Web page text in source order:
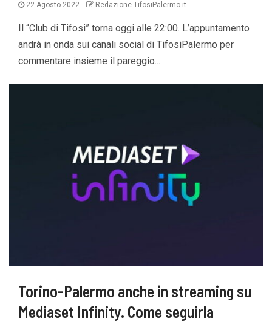
22 Agosto 2022 Redazione TifosiPalermo.it
Il “Club di Tifosi” torna oggi alle 22:00. L’appuntamento
andrà in onda sui canali social di TifosiPalermo per
commentare insieme il pareggio...
Torino-Palermo anche in streaming su
Mediaset Infinity. Come seguirla